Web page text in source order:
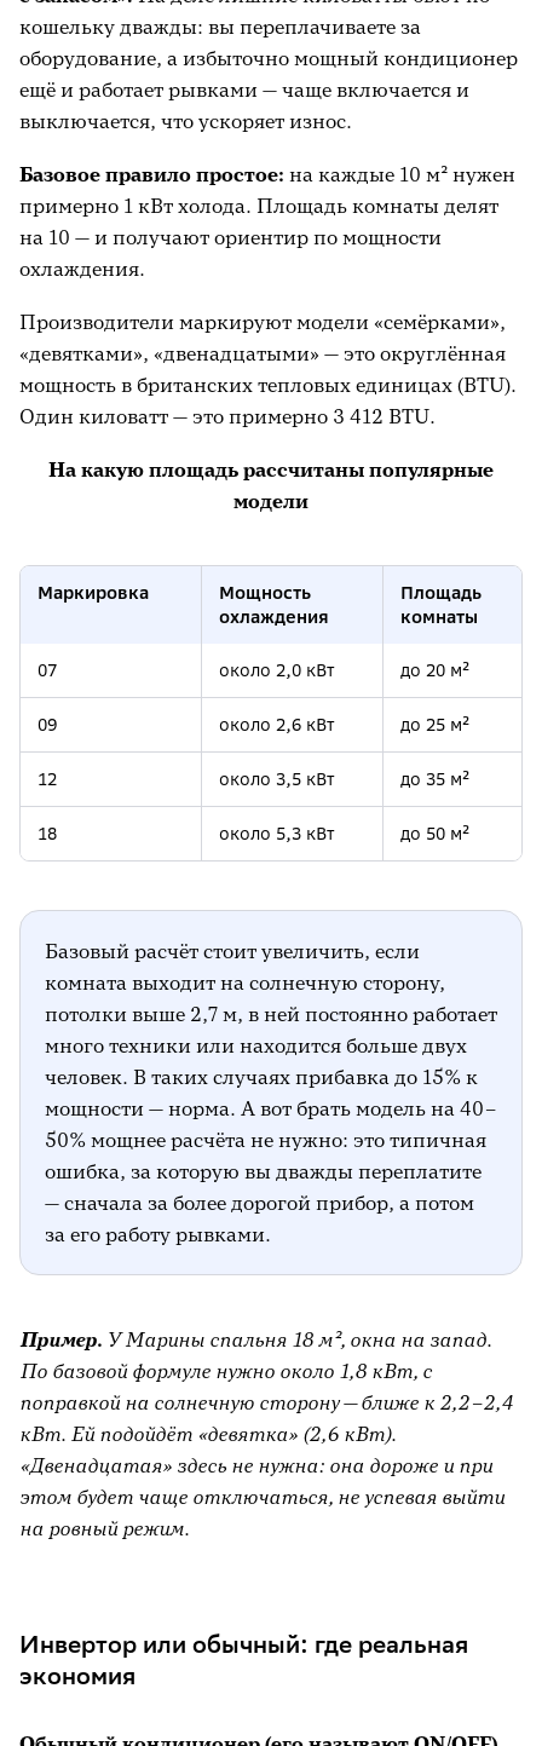
кошельку дважды: вы переплачиваете за
оборудование, а избыточно мощный кондиционер
ещё и работает рывками — чаще включается и
выключается, что ускоряет износ.
Базовое правило простое: на каждые 10 м² нужен
примерно 1 кВт холода. Площадь комнаты делят
на 10 — и получают ориентир по мощности
охлаждения.
Производители маркируют модели «семёрками»,
«девятками», «двенадцатыми» — это округлённая
мощность в британских тепловых единицах (BTU).
Один киловатт — это примерно 3 412 BTU.
На какую площадь рассчитаны популярные
модели
Маркировка
Мощность
охлаждения
Площадь
комнаты
07 около 2,0 кВт до 20 м²
09 около 2,6 кВт до 25 м²
12 около 3,5 кВт до 35 м²
18 около 5,3 кВт до 50 м²
Базовый расчёт стоит увеличить, если
комната выходит на солнечную сторону,
потолки выше 2,7 м, в ней постоянно работает
много техники или находится больше двух
человек. В таких случаях прибавка до 15% к
мощности — норма. А вот брать модель на 40–
50% мощнее расчёта не нужно: это типичная
ошибка, за которую вы дважды переплатите
— сначала за более дорогой прибор, а потом
за его работу рывками.
Пример. У Марины спальня 18 м², окна на запад.
По базовой формуле нужно около 1,8 кВт, с
поправкой на солнечную сторону — ближе к 2,2–2,4
кВт. Ей подойдёт «девятка» (2,6 кВт).
«Двенадцатая» здесь не нужна: она дороже и при
этом будет чаще отключаться, не успевая выйти
на ровный режим.
Инвертор или обычный: где реальная
экономия